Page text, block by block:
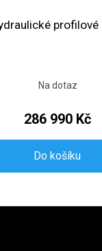
profilové
Na dotaz
286 990 Kč
Do košíku